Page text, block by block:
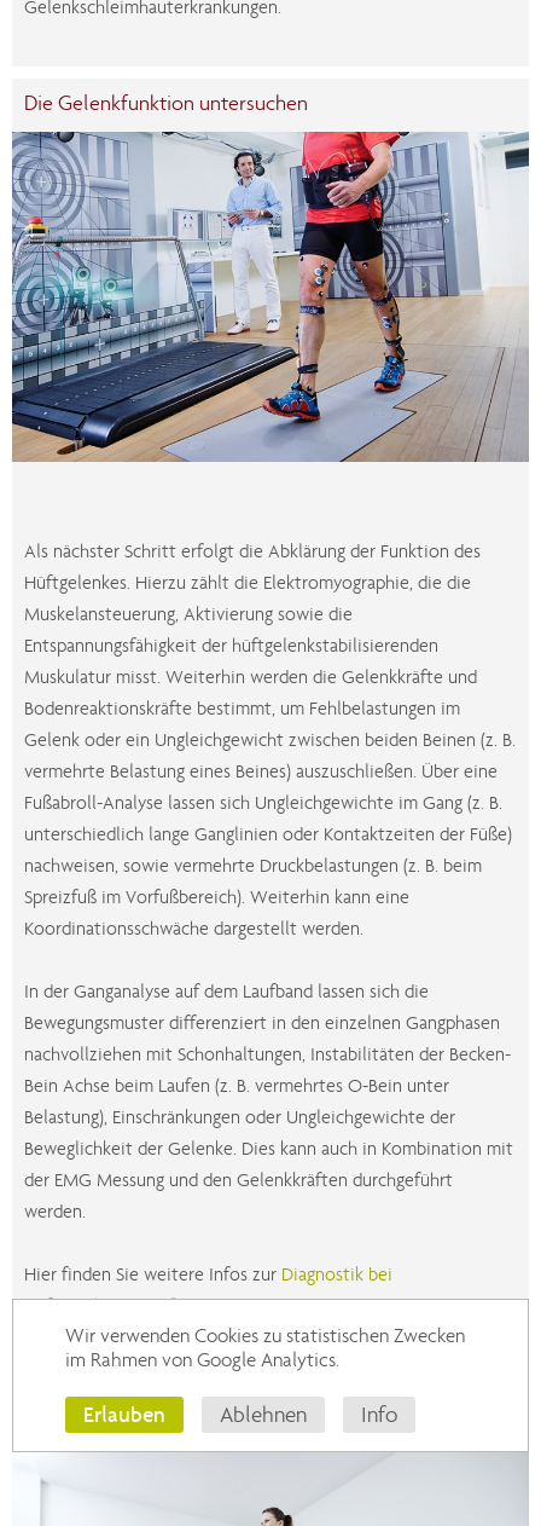
Gelenkschleimhauterkrankungen.
Die Gelenkfunktion untersuchen
Als nächster Schritt erfolgt die Abklärung der Funktion des
Hüftgelenkes. Hierzu zählt die Elektromyographie, die die
Muskelansteuerung, Aktivierung sowie die
Entspannungsfähigkeit der hüftgelenkstabilisierenden
Muskulatur misst. Weiterhin werden die Gelenkkräfte und
Bodenreaktionskräfte bestimmt, um Fehlbelastungen im
Gelenk oder ein Ungleichgewicht zwischen beiden Beinen (z. B.
vermehrte Belastung eines Beines) auszuschließen. Über eine
Fußabroll-Analyse lassen sich Ungleichgewichte im Gang (z. B.
unterschiedlich lange Ganglinien oder Kontaktzeiten der Füße)
nachweisen, sowie vermehrte Druckbelastungen (z. B. beim
Spreizfuß im Vorfußbereich). Weiterhin kann eine
Koordinationsschwäche dargestellt werden.
In der Ganganalyse auf dem Laufband lassen sich die
Bewegungsmuster differenziert in den einzelnen Gangphasen
nachvollziehen mit Schonhaltungen, Instabilitäten der Becken-
Bein Achse beim Laufen (z. B. vermehrtes O-Bein unter
Belastung), Einschränkungen oder Ungleichgewichte der
Beweglichkeit der Gelenke. Dies kann auch in Kombination mit
der EMG Messung und den Gelenkkräften durchgeführt
werden.
Hier finden Sie weitere Infos zur Diagnostik bei
Hüftbeschwerden
.
Multimodale Behandlung beginnen
Wir verwenden Cookies zu statistischen Zwecken
im Rahmen von Google Analytics.
Erlauben Ablehnen Info